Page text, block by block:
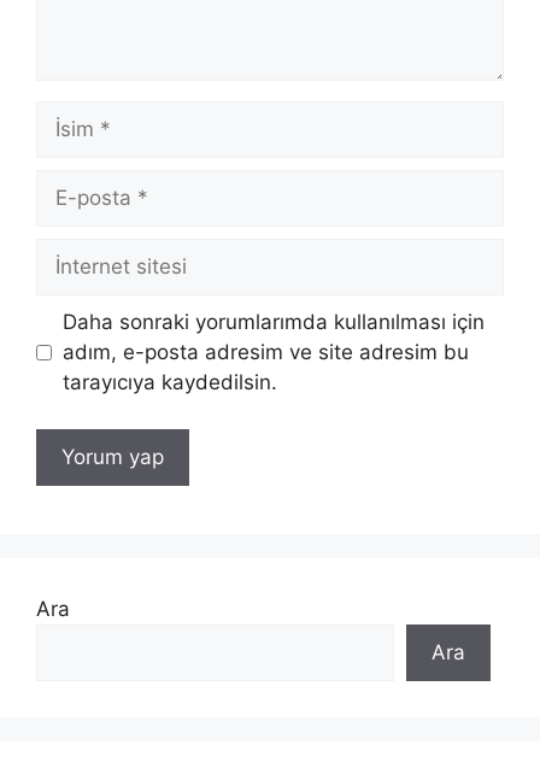
İsim
posta
İnternet
Daha sonraki yorumlarımda kullanılması için
adım, e-posta adresim ve site adresim bu
tarayıcıya kaydedilsin.
Ara
Ara